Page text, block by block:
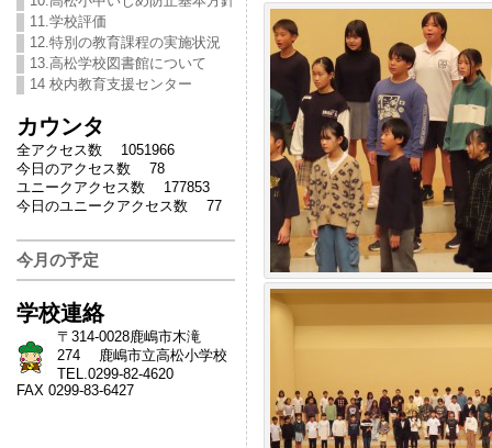
11.学校評価
12.特別の教育課程の実施状況
13.高松学校図書館について
14 校内教育支援センター
カウンタ
全アクセス数 1051966
今日のアクセス数 78
ユニークアクセス数 177853
今日のユニークアクセス数 77
今月の予定
学校連絡
〒314-0028鹿嶋市木滝
274 鹿嶋市立高松小学校
TEL.0299-82-4620
FAX 0299-83-6427